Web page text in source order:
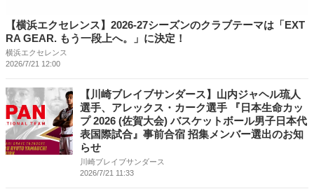
【横浜エクセレンス】2026-27シーズンのクラブテーマは「EXT
RA GEAR. もう一段上へ。」に決定！
横浜エクセレンス
2026/7/21 12:00
【川崎ブレイブサンダース】山内ジャヘル琉人
選手、アレックス・カーク選手 『日本生命カッ
プ 2026 (佐賀大会) バスケットボール男子日本代
表国際試合』事前合宿 招集メンバー選出のお知
らせ
川崎ブレイブサンダース
2026/7/21 11:33